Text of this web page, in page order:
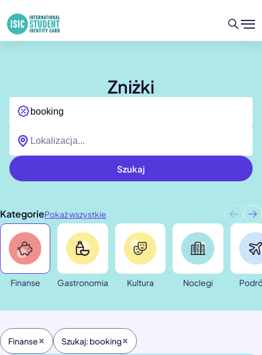
Zniżki
Szukaj
KategoriePokaż wszystkie
Finanse Gastronomia Kultura Noclegi
Finanse Szukaj: booking